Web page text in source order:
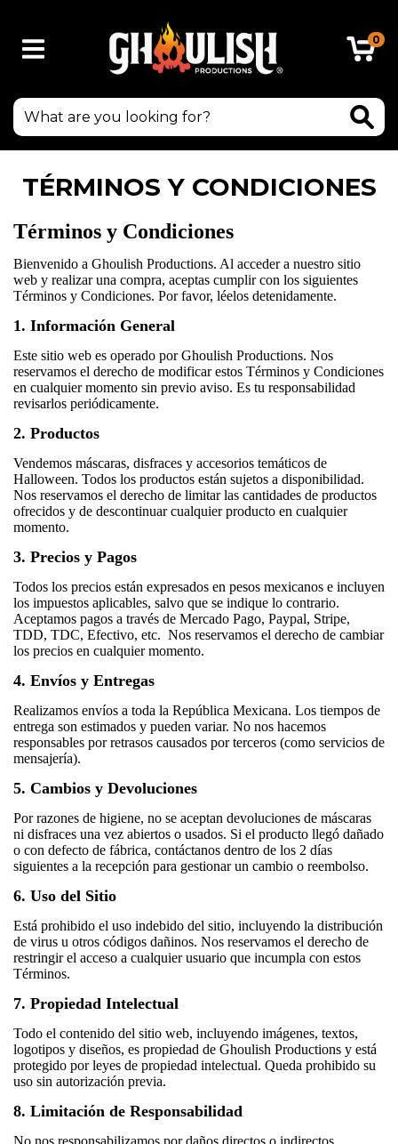
0
TÉRMINOS Y CONDICIONES
Términos y Condiciones
Bienvenido a Ghoulish Productions. Al acceder a nuestro sitio
web y realizar una compra, aceptas cumplir con los siguientes
Términos y Condiciones. Por favor, léelos detenidamente.
1. Información General
Este sitio web es operado por Ghoulish Productions. Nos
reservamos el derecho de modificar estos Términos y Condiciones
en cualquier momento sin previo aviso. Es tu responsabilidad
revisarlos periódicamente.
2. Productos
Vendemos máscaras, disfraces y accesorios temáticos de
Halloween. Todos los productos están sujetos a disponibilidad.
Nos reservamos el derecho de limitar las cantidades de productos
ofrecidos y de descontinuar cualquier producto en cualquier
momento.
3. Precios y Pagos
Todos los precios están expresados en pesos mexicanos e incluyen
los impuestos aplicables, salvo que se indique lo contrario.
Aceptamos pagos a través de Mercado Pago, Paypal, Stripe,
TDD, TDC, Efectivo, etc. Nos reservamos el derecho de cambiar
los precios en cualquier momento.
4. Envíos y Entregas
Realizamos envíos a toda la República Mexicana. Los tiempos de
entrega son estimados y pueden variar. No nos hacemos
responsables por retrasos causados por terceros (como servicios de
mensajería).
5. Cambios y Devoluciones
Por razones de higiene, no se aceptan devoluciones de máscaras
ni disfraces una vez abiertos o usados. Si el producto llegó dañado
o con defecto de fábrica, contáctanos dentro de los 2 días
siguientes a la recepción para gestionar un cambio o reembolso.
6. Uso del Sitio
Está prohibido el uso indebido del sitio, incluyendo la distribución
de virus u otros códigos dañinos. Nos reservamos el derecho de
restringir el acceso a cualquier usuario que incumpla con estos
Términos.
7. Propiedad Intelectual
Todo el contenido del sitio web, incluyendo imágenes, textos,
logotipos y diseños, es propiedad de Ghoulish Productions y está
protegido por leyes de propiedad intelectual. Queda prohibido su
uso sin autorización previa.
8. Limitación de Responsabilidad
No nos responsabilizamos por daños directos o indirectos